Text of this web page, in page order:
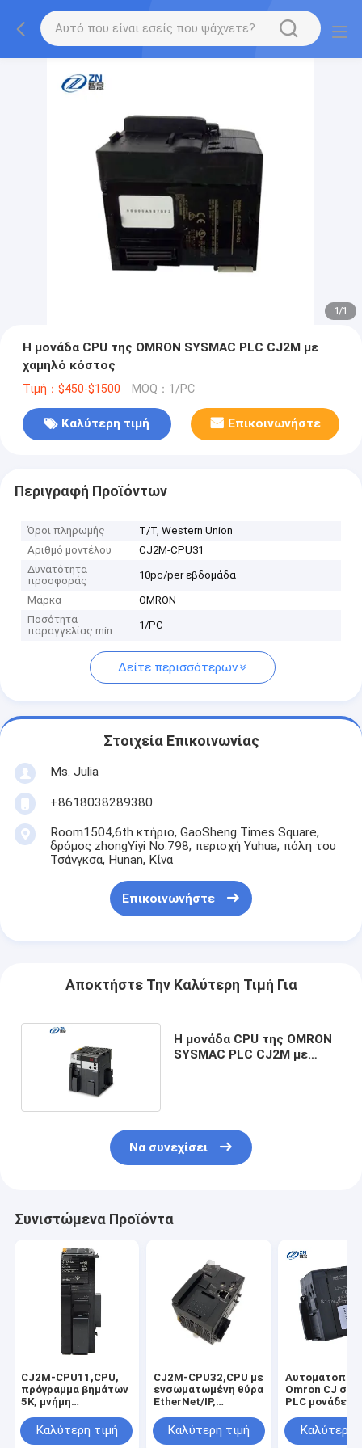
1/1
Η μονάδα CPU της OMRON SYSMAC PLC CJ2M με
χαμηλό κόστος
Τιμή：$450-$1500 MOQ：1/PC
Καλύτερη τιμή Επικοινωνήστε
Περιγραφή Προϊόντων
Όροι πληρωμής
T/T, Western Union
Αριθμό μοντέλου
CJ2M-CPU31
Δυνατότητα
προσφοράς
10pc/per εβδομάδα
Μάρκα
OMRON
Ποσότητα
παραγγελίας min
1/PC
Δείτε περισσότερων
Στοιχεία Επικοινωνίας
Ms. Julia
+8618038289380
Room1504,6th κτήριο, GaoSheng Times Square,
δρόμος zhongYiyi No.798, περιοχή Yuhua, πόλη του
Τσάνγκσα, Hunan, Κίνα
Επικοινωνήστε
Αποκτήστε Την Καλύτερη Τιμή Για
Η μονάδα CPU της OMRON
SYSMAC PLC CJ2M με
Να συνεχίσει
Συνιστώμενα Προϊόντα
CJ2M-CPU11,CPU,
πρόγραμμα βημάτων
5K, μνήμη
λέξεων, 32K λέξεις
x 1 τράπεζα EM,
Καλύτερη τιμή
CJ2M-CPU32,CPU με
ενσωματωμένη θύρα
EtherNet/IP,
10K, μνήμη
δεδομένων 32K
Καλύτερη τιμή
Omron CJ
PLC μονάδες
χρώμαΚαλύτερη